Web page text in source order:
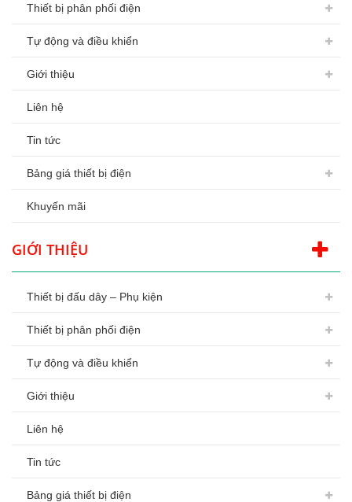
Thiết bị phân phối điện
Tự động và điều khiển
Giới thiệu
Liên hệ
Tin tức
Bảng giá thiết bị điện
Khuyến mãi
GIỚI THIỆU
Thiết bị đấu dây – Phụ kiện
Thiết bị phân phối điện
Tự động và điều khiển
Giới thiệu
Liên hệ
Tin tức
Bảng giá thiết bị điện